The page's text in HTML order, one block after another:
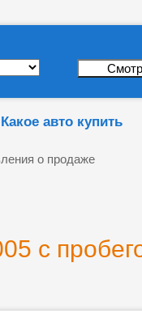
Какое авто купить
о продаже
с